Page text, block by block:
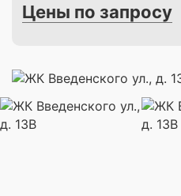
Цены по запросу